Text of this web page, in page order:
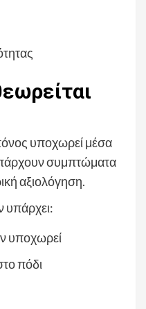
υποχωρεί μέσα
συμπτώματα
αξιολόγηση.
υπάρχει:
υποχωρεί
πόδι